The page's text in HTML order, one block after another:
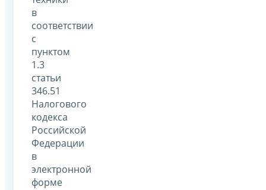
в
соответствии
с
пунктом
1.3
статьи
346.51
Налогового
кодекса
Российской
Федерации
в
электронной
форме